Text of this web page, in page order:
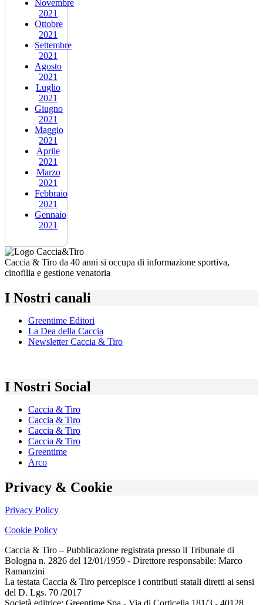
Novembre
2021
Ottobre
2021
Settembre
2021
Agosto
2021
Luglio
2021
Giugno
2021
Maggio
2021
Aprile
2021
Marzo
2021
Febbraio
2021
Gennaio
2021
Caccia & Tiro da 40 anni si occupa di informazione sportiva,
cinofilia e gestione venatoria
I Nostri canali
Greentime Editori
La Dea della Caccia
Newsletter Caccia & Tiro
I Nostri Social
Caccia & Tiro
Caccia & Tiro
Caccia & Tiro
Caccia & Tiro
Greentime
Arco
Privacy & Cookie
Privacy Policy
Cookie Policy
Caccia & Tiro – Pubblicazione registrata presso il Tribunale di
Bologna n. 2826 del 12/01/1959 - Direttore responsabile: Marco
Ramanzini
La testata Caccia & Tiro percepisce i contributi statali diretti ai sensi
del D. Lgs. 70 /2017
Società editrice: Greentime Spa - Via di Corticella 181/3 - 40128